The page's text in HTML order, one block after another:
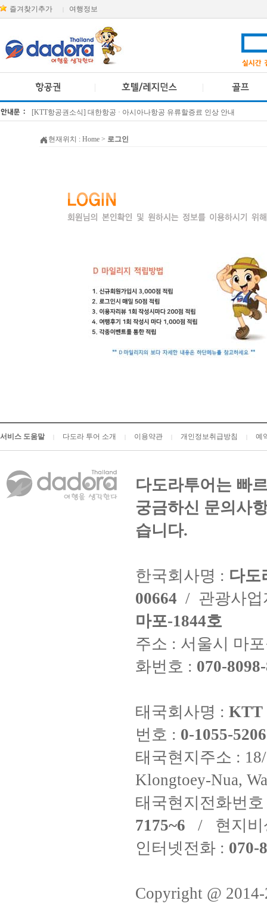
즐겨찾기추가 여행정보
[KTT항공권소식] 대한항공 · 아시아나항공 유류할증료 인상 안내
현재위치 :Home > 로그인
서비스 도움말 다도라 투어 소개 이용약관 개인정보취급방침 예
다도라투어는 빠
궁금하신 문의사
습니다.
한국회사명 : 다도
00664 / 관광사
마포-1844호
주소 : 서울시 마
화번호 : 070-
태국회사명 : KTT
번호 : 0-1055-
태국현지주소 :
Klongtoey-Nua,
태국현지전화번
7175~6 / 현지비
인터넷전화 : 070-
Copyright @